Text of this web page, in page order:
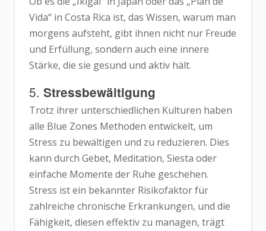
Vida“ in Costa Rica ist, das Wissen, warum man
morgens aufsteht, gibt ihnen nicht nur Freude
und Erfüllung, sondern auch eine innere
Stärke, die sie gesund und aktiv hält.
5. Stressbewältigung
Trotz ihrer unterschiedlichen Kulturen haben
alle Blue Zones Methoden entwickelt, um
Stress zu bewältigen und zu reduzieren. Dies
kann durch Gebet, Meditation, Siesta oder
einfache Momente der Ruhe geschehen.
Stress ist ein bekannter Risikofaktor für
zahlreiche chronische Erkrankungen, und die
Fähigkeit, diesen effektiv zu managen, trägt